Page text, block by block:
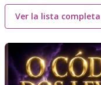
Ver la lista completa